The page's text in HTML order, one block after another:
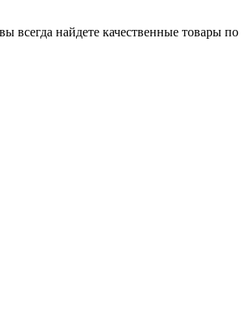
всегда найдете качественные товары по